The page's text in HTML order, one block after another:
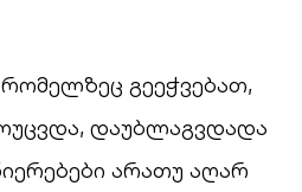
გეეჭვებათ,
დაუბლაგვდადა
არათუ აღარ